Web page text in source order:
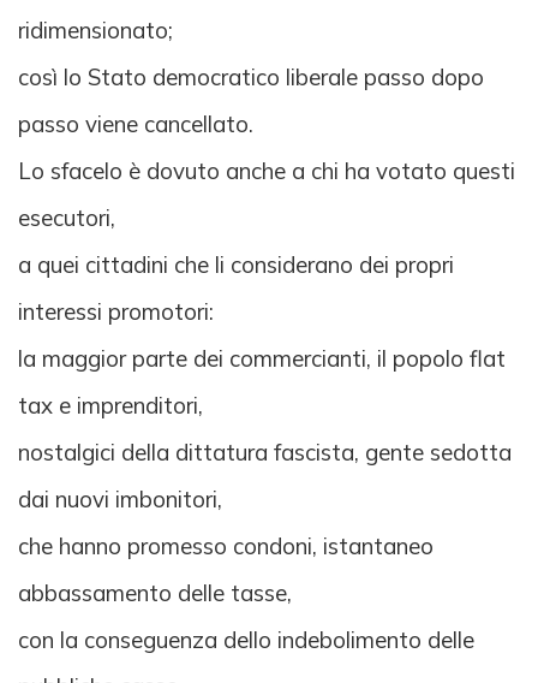
ridimensionato;
così lo Stato democratico liberale passo dopo
passo viene cancellato.
Lo sfacelo è dovuto anche a chi ha votato questi
esecutori,
a quei cittadini che li considerano dei propri
interessi promotori:
la maggior parte dei commercianti, il popolo flat
tax e imprenditori,
nostalgici della dittatura fascista, gente sedotta
dai nuovi imbonitori,
che hanno promesso condoni, istantaneo
abbassamento delle tasse,
con la conseguenza dello indebolimento delle